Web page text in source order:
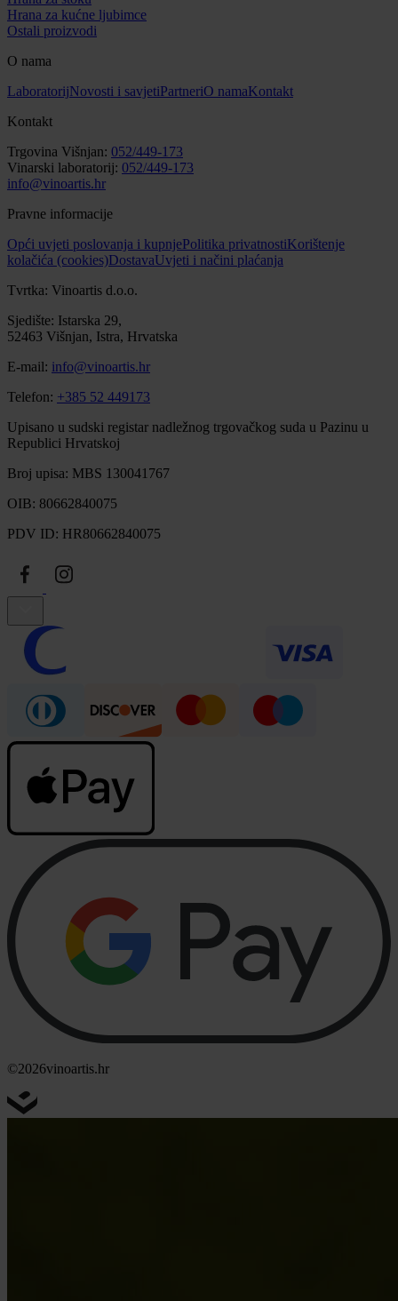
Hrana za kućne ljubimce
Ostali proizvodi
O nama
LaboratorijNovosti i savjetiPartneriO namaKontakt
Kontakt
Trgovina Višnjan: 052/449-173
Vinarski laboratorij: 052/449-173
info@vinoartis.hr
Pravne informacije
Opći uvjeti poslovanja i kupnjePolitika privatnostiKorištenje
kolačića (cookies)DostavaUvjeti i načini plaćanja
Tvrtka: Vinoartis d.o.o.
Sjedište: Istarska 29,
52463 Višnjan, Istra, Hrvatska
E-mail: info@vinoartis.hr
Telefon: +385 52 449173
Upisano u sudski registar nadležnog trgovačkog suda u Pazinu u
Republici Hrvatskoj
Broj upisa: MBS 130041767
OIB: 80662840075
PDV ID: HR80662840075
©2026vinoartis.hr